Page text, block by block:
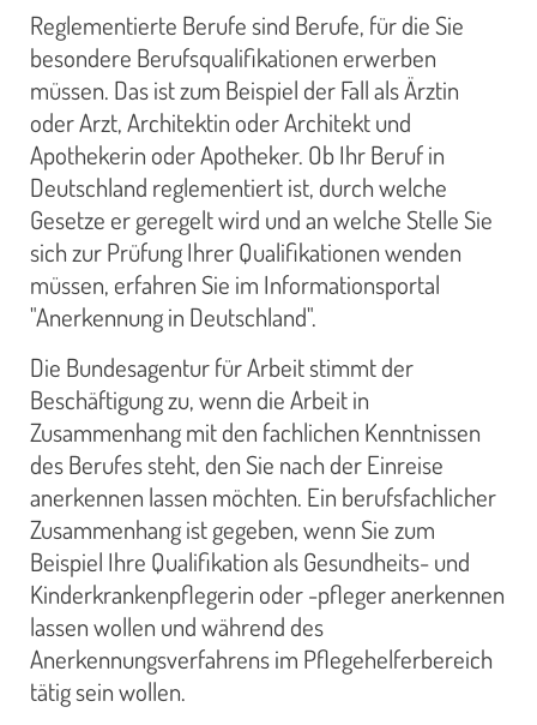
Reglementierte Berufe sind Berufe, für die Sie
besondere Berufsqualifikationen erwerben
müssen. Das ist zum Beispiel der Fall als Ärztin
oder Arzt, Architektin oder Architekt und
Apothekerin oder Apotheker. Ob Ihr Beruf in
Deutschland reglementiert ist, durch welche
Gesetze er geregelt wird und an welche Stelle Sie
sich zur Prüfung Ihrer Qualifikationen wenden
müssen, erfahren Sie im Informationsportal
"Anerkennung in Deutschland".
Die Bundesagentur für Arbeit stimmt der
Beschäftigung zu, wenn die Arbeit in
Zusammenhang mit den fachlichen Kenntnissen
des Berufes steht, den Sie nach der Einreise
anerkennen lassen möchten. Ein berufsfachlicher
Zusammenhang ist gegeben, wenn Sie zum
Beispiel Ihre Qualifikation als Gesundheits- und
Kinderkrankenpflegerin oder -pfleger anerkennen
lassen wollen und während des
Anerkennungsverfahrens im Pflegehelferbereich
tätig sein wollen.